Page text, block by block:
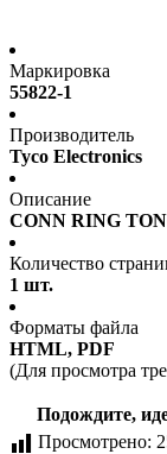
Маркировка
55822-1
Производитель
Tyco Electronics
Описание
CONN RING
Количество
1 шт.
Форматы файла
HTML, PDF
(Для просмотра
Подождите,
Просмотрено: